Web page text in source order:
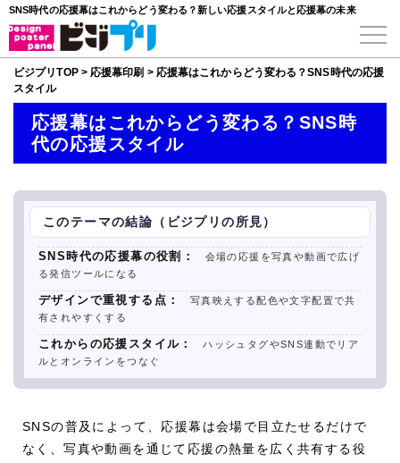
SNS時代の応援幕はこれからどう変わる？新しい応援スタイルと応援幕の未来
ビジプリTOP >応援幕印刷 > 応援幕はこれからどう変わる？SNS時代の応援
スタイル
応援幕はこれからどう変わる？SNS時
代の応援スタイル
このテーマの結論（ビジプリの所見）
SNS時代の応援幕の役割：
会場の応援を写真や動画で広げ
る発信ツールになる
デザインで重視する点：
写真映えする配色や文字配置で共
有されやすくする
これからの応援スタイル：
ハッシュタグやSNS連動でリア
ルとオンラインをつなぐ
SNSの普及によって、応援幕は会場で目立たせるだけで
なく、写真や動画を通じて応援の熱量を広く共有する役